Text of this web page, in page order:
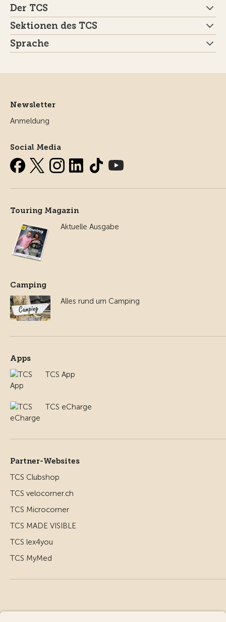
Der TCS
Sektionen des TCS
Sprache
Newsletter
Anmeldung
Social Media
Touring Magazin
Aktuelle Ausgabe
Camping
Alles rund um Camping
Apps
TCS App
TCS eCharge
Partner-Websites
TCS Clubshop
TCS velocorner.ch
TCS Microcorner
TCS MADE VISIBLE
TCS lex4you
TCS MyMed